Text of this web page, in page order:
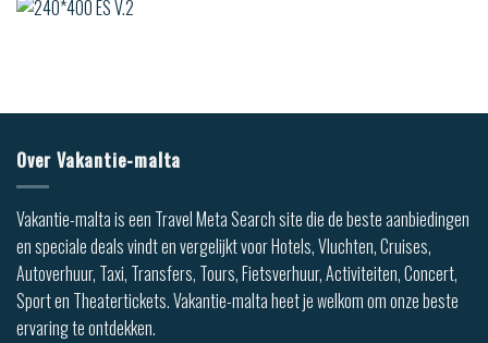
Over Vakantie-malta
Vakantie-malta is een Travel Meta Search site die de beste aanbiedingen
en speciale deals vindt en vergelijkt voor Hotels, Vluchten, Cruises,
Autoverhuur, Taxi, Transfers, Tours, Fietsverhuur, Activiteiten, Concert,
Sport en Theatertickets. Vakantie-malta heet je welkom om onze beste
ervaring te ontdekken.